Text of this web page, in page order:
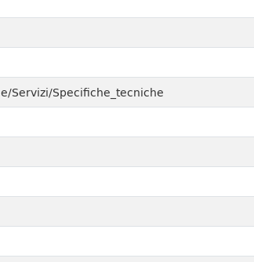
Servizi/Specifiche_tecniche